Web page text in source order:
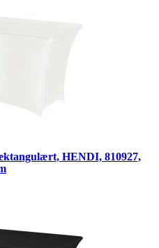
HENDI, 810927,